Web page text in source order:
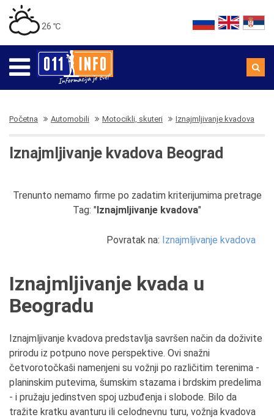
26 ℃
Početna Automobili Motocikli, skuteri Iznajmljivanje kvadova
Iznajmljivanje kvadova Beograd
Trenunto nemamo firme po zadatim kriterijumima pretrage
Tag: "Iznajmljivanje kvadova"
Povratak na: Iznajmljivanje kvadova
Iznajmljivanje kvada u
Beogradu
Iznajmljivanje kvadova predstavlja savršen način da doživite
prirodu iz potpuno nove perspektive. Ovi snažni
četvorotočkaši namenjeni su vožnji po različitim terenima -
planinskim putevima, šumskim stazama i brdskim predelima
- i pružaju jedinstven spoj uzbuđenja i slobode. Bilo da
tražite kratku avanturu ili celodnevnu turu, vožnja kvadova